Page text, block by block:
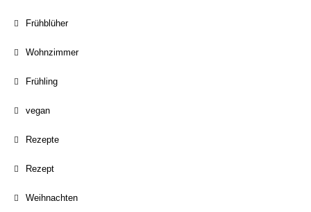
Frühblüher
Wohnzimmer
Frühling
vegan
Rezepte
Rezept
Weihnachten